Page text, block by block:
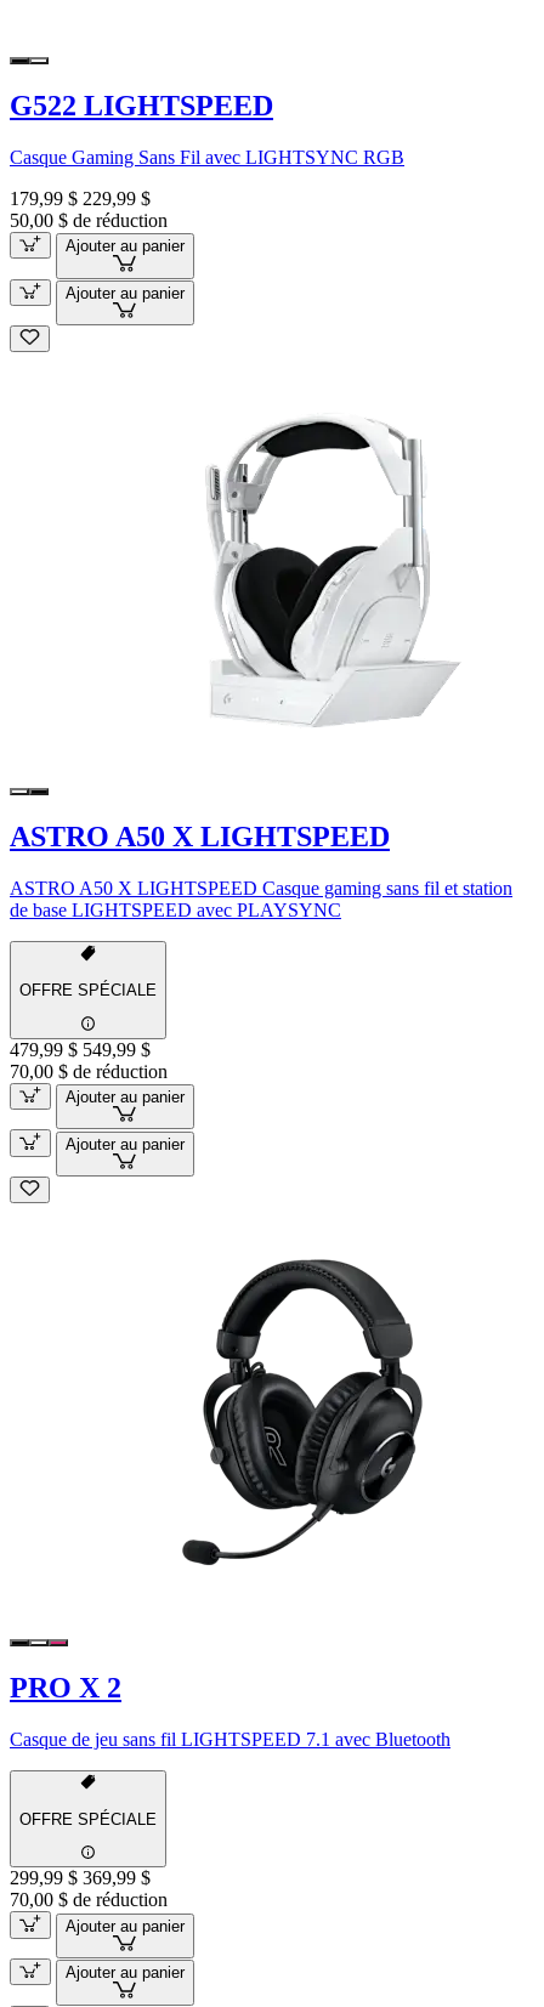
G522 LIGHTSPEED
Casque Gaming Sans Fil avec LIGHTSYNC RGB
179,99 $ 229,99 $
50,00 $ de réduction
Ajouter au panier
Ajouter au panier
ASTRO A50 X LIGHTSPEED
ASTRO A50 X LIGHTSPEED Casque gaming sans fil et station
de base LIGHTSPEED avec PLAYSYNC
OFFRE SPÉCIALE
479,99 $ 549,99 $
70,00 $ de réduction
Ajouter au panier
Ajouter au panier
PRO X 2
Casque de jeu sans fil LIGHTSPEED 7.1 avec Bluetooth
OFFRE SPÉCIALE
299,99 $ 369,99 $
70,00 $ de réduction
Ajouter au panier
Ajouter au panier